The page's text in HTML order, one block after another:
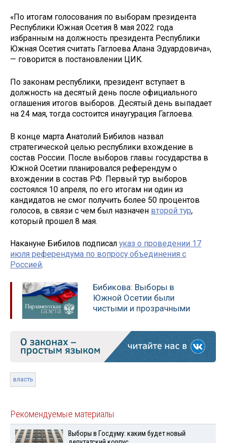
«По итогам голосования по выборам президента
Республики Южная Осетия 8 мая 2022 года
избранным на должность президента Республики
Южная Осетия считать Гаглоева Алана Эдуардовича»,
— говорится в постановлении ЦИК.
По законам республики, президент вступает в
должность на десятый день после официального
оглашения итогов выборов. Десятый день выпадает
на 24 мая, тогда состоится инаугурация Гаглоева.
В конце марта Анатолий Бибилов назвал
стратегической целью республики вхождение в
состав России. После выборов главы государства в
Южной Осетии планировался референдум о
вхождении в состав РФ. Первый тур выборов
состоялся 10 апреля, по его итогам ни один из
кандидатов не смог получить более 50 процентов
голосов, в связи с чем был назначен второй тур,
который прошел 8 мая.
Накануне Бибилов подписал указ о проведении 17
июля референдума по вопросу объединения с
Россией.
Бибикова: Выборы в
Южной Осетии были
чистыми и прозрачными
власть
Рекомендуемые материалы
Выборы в Госдуму: каким будет новый